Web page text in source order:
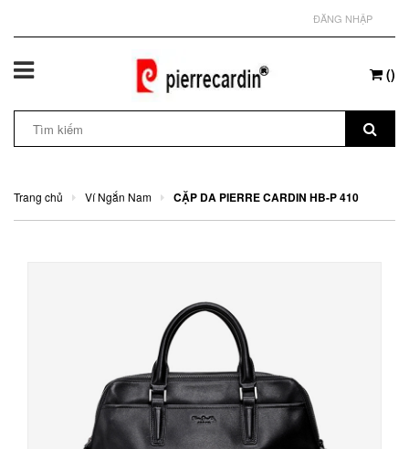
ĐĂNG NHẬP
()
Trang chủ Ví Ngắn Nam CẶP DA PIERRE CARDIN HB-P 410